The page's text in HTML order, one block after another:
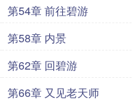
第54章 前往碧游
第58章 内景
第62章 回碧游
第66章 又见老天师